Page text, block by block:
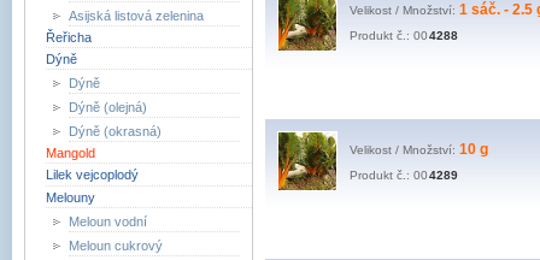
Asijská listová zelenina
Řeřicha
Dýně
Dýně
Dýně (olejná)
Dýně (okrasná)
Mangold
Lilek vejcoplodý
Melouny
Meloun vodní
Meloun cukrový
Velikost / Množství: 1 sáč. - 2.5
Produkt č.: 004288
Velikost / Množství: 10 g
Produkt č.: 004289